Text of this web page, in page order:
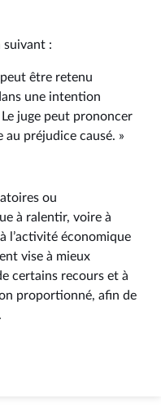
suivant :
être retenu
une intention
juge peut prononcer
préjudice causé. »
ou
à ralentir, voire à
l’activité économique
vise à mieux
certains recours et à
proportionné, afin de